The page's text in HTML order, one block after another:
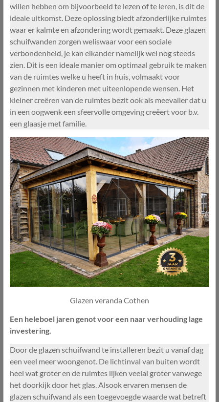
willen hebben om bijvoorbeeld te lezen of te leren, is dit de
ideale uitkomst. Deze oplossing biedt afzonderlijke ruimtes
waar er kalmte en afzondering wordt gemaakt. Deze glazen
schuifwanden zorgen weliswaar voor een sociale
verbondenheid, je kan elkander namelijk wel nog steeds
zien. Dit is een ideale manier om optimaal gebruik te maken
van de ruimtes welke u heeft in huis, volmaakt voor
gezinnen met kinderen met uiteenlopende wensen. Het
kleiner creëren van de ruimtes bezit ook als meevaller dat u
in een oogwenk een sfeervolle omgeving creëert voor b.v.
een glaasje met familie.
Glazen veranda Cothen
Een heleboel jaren genot voor een naar verhouding lage
investering.
Door de glazen schuifwand te installeren bezit u vanaf dag
een veel meer woongenot. De lichtinval van buiten wordt
heel wat groter en de ruimtes lijken veelal groter vanwege
het doorkijk door het glas. Alsook ervaren mensen de
glazen schuifwand als een toegevoegde waarde wat betreft